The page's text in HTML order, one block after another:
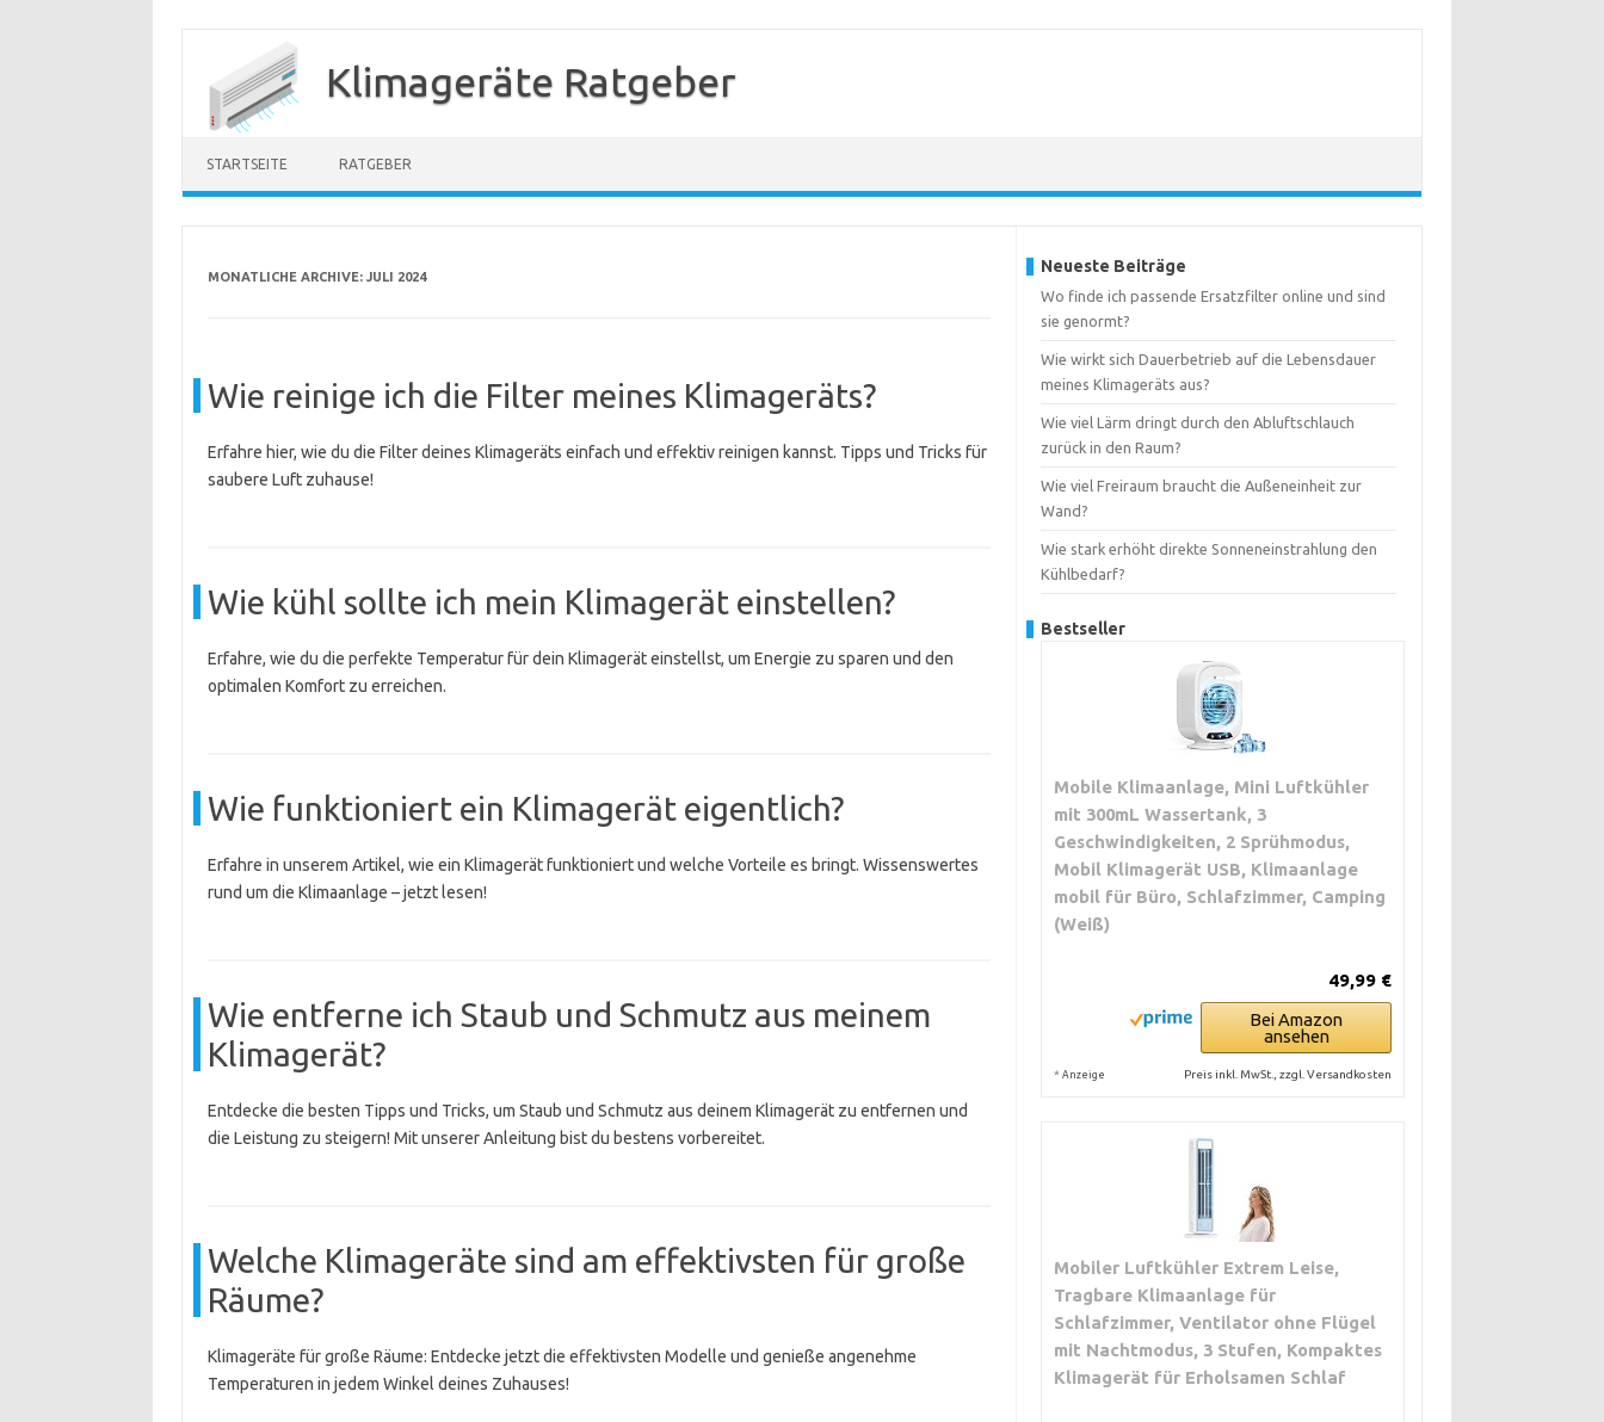
Klimageräte Ratgeber
STARTSEITE RATGEBER
MONATLICHE ARCHIVE: JULI 2024
Wie reinige ich die Filter meines Klimageräts?
Erfahre hier, wie du die Filter deines Klimageräts einfach und effektiv reinigen kannst. Tipps und Tricks für
saubere Luft zuhause!
Wie kühl sollte ich mein Klimagerät einstellen?
Erfahre, wie du die perfekte Temperatur für dein Klimagerät einstellst, um Energie zu sparen und den
optimalen Komfort zu erreichen.
Wie funktioniert ein Klimagerät eigentlich?
Erfahre in unserem Artikel, wie ein Klimagerät funktioniert und welche Vorteile es bringt. Wissenswertes
rund um die Klimaanlage – jetzt lesen!
Wie entferne ich Staub und Schmutz aus meinem
Klimagerät?
Entdecke die besten Tipps und Tricks, um Staub und Schmutz aus deinem Klimagerät zu entfernen und
die Leistung zu steigern! Mit unserer Anleitung bist du bestens vorbereitet.
Welche Klimageräte sind am effektivsten für große
Räume?
Klimageräte für große Räume: Entdecke jetzt die effektivsten Modelle und genieße angenehme
Temperaturen in jedem Winkel deines Zuhauses!
Neueste Beiträge
Wo finde ich passende Ersatzfilter online und sind
sie genormt?
Wie wirkt sich Dauerbetrieb auf die Lebensdauer
meines Klimageräts aus?
Wie viel Lärm dringt durch den Abluftschlauch
zurück in den Raum?
Wie viel Freiraum braucht die Außeneinheit zur
Wand?
Wie stark erhöht direkte Sonneneinstrahlung den
Kühlbedarf?
Bestseller
Mobile Klimaanlage, Mini Luftkühler
mit 300mL Wassertank, 3
Geschwindigkeiten, 2 Sprühmodus,
Mobil Klimagerät USB, Klimaanlage
mobil für Büro, Schlafzimmer, Camping
(Weiß)
49,99 €
Bei Amazon
ansehen
* Anzeige Preis inkl. MwSt., zzgl. Versandkosten
Mobiler Luftkühler Extrem Leise,
Tragbare Klimaanlage für
Schlafzimmer, Ventilator ohne Flügel
mit Nachtmodus, 3 Stufen, Kompaktes
Klimagerät für Erholsamen Schlaf